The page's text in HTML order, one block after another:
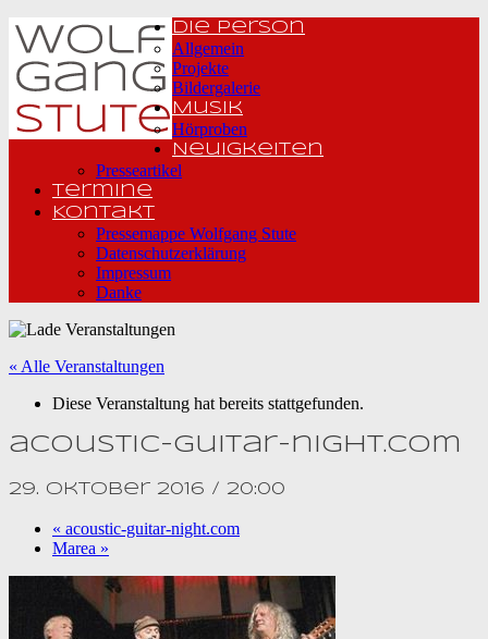
Die Person
Allgemein
Projekte
Bildergalerie
Musik
Hörproben
Neuigkeiten
Presseartikel
Termine
Kontakt
Pressemappe Wolfgang Stute
Datenschutzerklärung
Impressum
Danke
« Alle Veranstaltungen
Diese Veranstaltung hat bereits stattgefunden.
acoustic-guitar-night.com
29. Oktober 2016 / 20:00
« acoustic-guitar-night.com
Marea »